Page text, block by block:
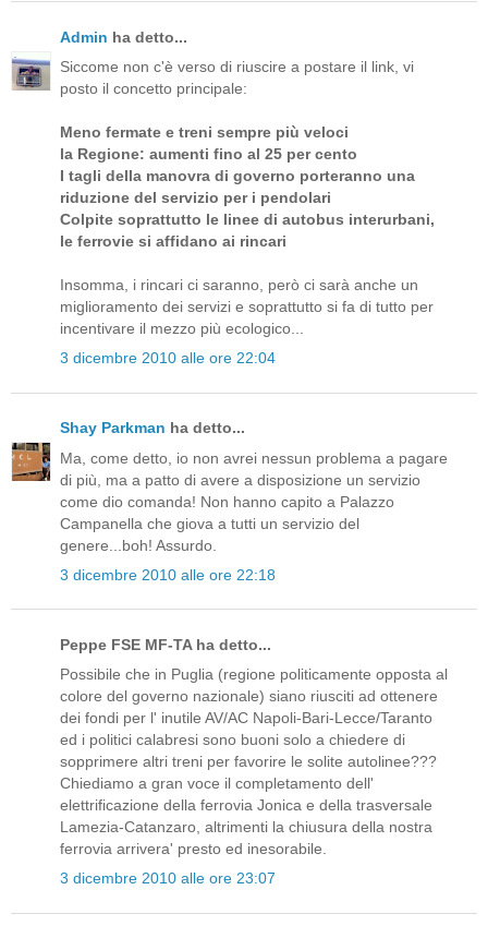
Admin ha detto...
Siccome non c'è verso di riuscire a postare il link, vi
posto il concetto principale:
Meno fermate e treni sempre più veloci
la Regione: aumenti fino al 25 per cento
I tagli della manovra di governo porteranno una
riduzione del servizio per i pendolari
Colpite soprattutto le linee di autobus interurbani,
le ferrovie si affidano ai rincari
Insomma, i rincari ci saranno, però ci sarà anche un
miglioramento dei servizi e soprattutto si fa di tutto per
incentivare il mezzo più ecologico...
3 dicembre 2010 alle ore 22:04
Shay Parkman ha detto...
Ma, come detto, io non avrei nessun problema a pagare
di più, ma a patto di avere a disposizione un servizio
come dio comanda! Non hanno capito a Palazzo
Campanella che giova a tutti un servizio del
genere...boh! Assurdo.
3 dicembre 2010 alle ore 22:18
Peppe FSE MF-TA ha detto...
Possibile che in Puglia (regione politicamente opposta al
colore del governo nazionale) siano riusciti ad ottenere
dei fondi per l' inutile AV/AC Napoli-Bari-Lecce/Taranto
ed i politici calabresi sono buoni solo a chiedere di
sopprimere altri treni per favorire le solite autolinee???
Chiediamo a gran voce il completamento dell'
elettrificazione della ferrovia Jonica e della trasversale
Lamezia-Catanzaro, altrimenti la chiusura della nostra
ferrovia arrivera' presto ed inesorabile.
3 dicembre 2010 alle ore 23:07